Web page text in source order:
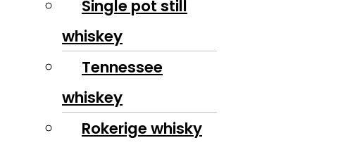
Single pot still
whiskey
Tennessee
whiskey
Rokerige whisky